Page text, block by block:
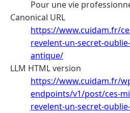
Pour une vie
Canonical URL
https://www.cuidam.fr/
revelent-un-secret-
antique/
LLM HTML version
https://www.cuidam.fr/
endpoints/v1/post/ces-
revelent-un-secret-